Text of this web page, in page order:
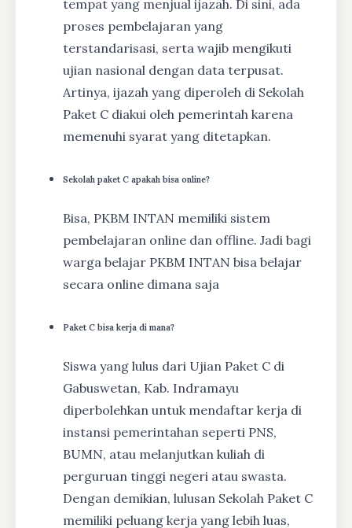
tempat yang menjual ijazah. Di sini, ada
proses pembelajaran yang
terstandarisasi, serta wajib mengikuti
ujian nasional dengan data terpusat.
Artinya, ijazah yang diperoleh di Sekolah
Paket C diakui oleh pemerintah karena
memenuhi syarat yang ditetapkan.
Sekolah paket C apakah bisa online?
Bisa, PKBM INTAN memiliki sistem
pembelajaran online dan offline. Jadi bagi
warga belajar PKBM INTAN bisa belajar
secara online dimana saja
Paket C bisa kerja di mana?
Siswa yang lulus dari Ujian Paket C di
Gabuswetan, Kab. Indramayu
diperbolehkan untuk mendaftar kerja di
instansi pemerintahan seperti PNS,
BUMN, atau melanjutkan kuliah di
perguruan tinggi negeri atau swasta.
Dengan demikian, lulusan Sekolah Paket C
memiliki peluang kerja yang lebih luas,